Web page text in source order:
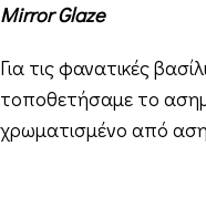
Mirror Glaze
Για τις φανατικές
τοποθετήσαμε το
χρωματισμένο από